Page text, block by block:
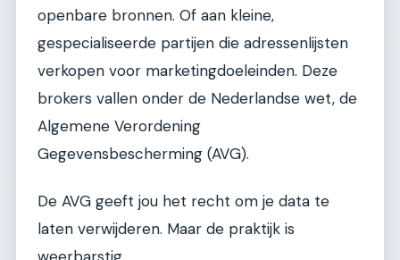
openbare bronnen. Of aan kleine,
gespecialiseerde partijen die adressenlijsten
verkopen voor marketingdoeleinden. Deze
brokers vallen onder de Nederlandse wet, de
Algemene Verordening
Gegevensbescherming (AVG).
De AVG geeft jou het recht om je data te
laten verwijderen. Maar de praktijk is